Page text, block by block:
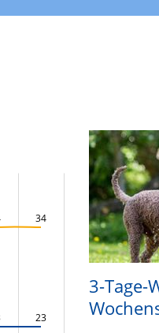
34
23
3-Tage-